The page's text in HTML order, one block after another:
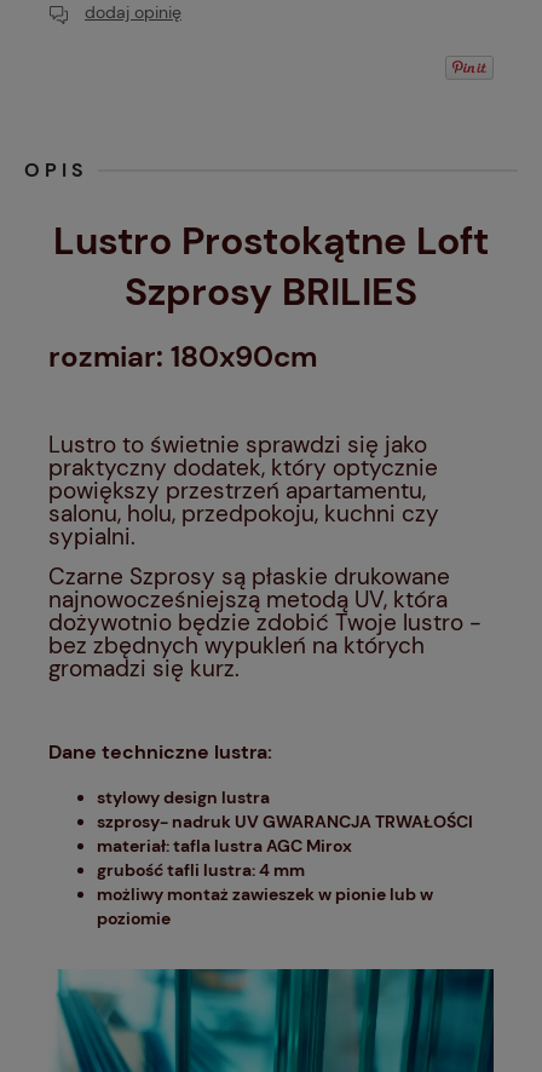
dodaj opinię
OPIS
Lustro Prostokątne Loft
Szprosy BRILIES
rozmiar: 180x90cm
Lustro to świetnie sprawdzi się jako
praktyczny dodatek, który optycznie
powiększy przestrzeń apartamentu,
salonu, holu, przedpokoju, kuchni czy
sypialni.
Czarne Szprosy są płaskie drukowane
najnowocześniejszą metodą UV, która
dożywotnio będzie zdobić Twoje lustro -
bez zbędnych wypukleń na których
gromadzi się kurz.
Dane techniczne lustra:
stylowy design lustra
szprosy- nadruk UV GWARANCJA TRWAŁOŚCI
materiał: tafla lustra AGC Mirox
grubość tafli lustra: 4 mm
możliwy montaż zawieszek w pionie lub w
poziomie